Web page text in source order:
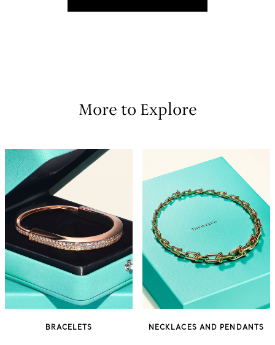
More to Explore
BRACELETS NECKLACES AND PENDANTS